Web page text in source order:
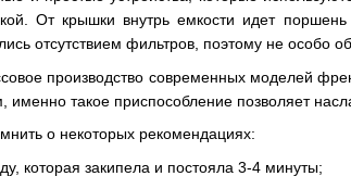
От крышки внутрь емкости идет
отсутствием фильтров, поэтому не особо
производство современных моделей
такое приспособление позволяет
о некоторых рекомендациях:
которая закипела и постояла 3-4 минуты;